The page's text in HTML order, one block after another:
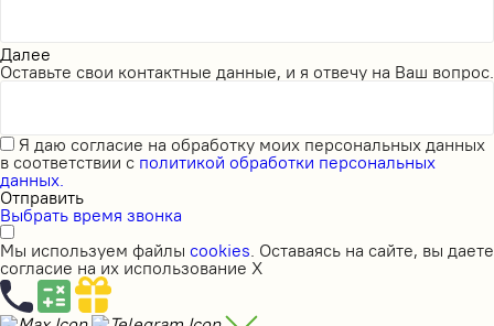
Далее
Оставьте свои контактные данные, и я отвечу на Ваш вопрос.
Я даю согласие на обработку моих персональных данных
в соответствии с политикой обработки персональных
данных.
Отправить
Выбрать время звонка
Мы используем файлы cookies . Оставаясь на сайте, вы даете
согласие на их использование X